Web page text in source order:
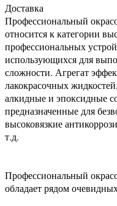
Доставка
Профессиональный
относится к категории
профессиональных
использующихся для
сложности. Агрегат
лакокрасочных
алкидные и эпоксидные
предназначенные для
высоковязкие
т.д.
Профессиональный
обладает рядом